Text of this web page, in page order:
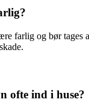
farlig og bør tages
ofte ind i huse?